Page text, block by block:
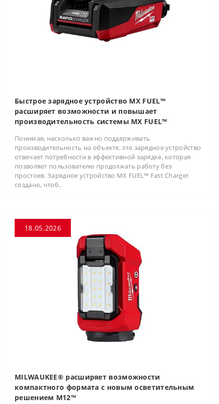
Быстрое зарядное устройство MX FUEL™
расширяет возможности и повышает
производительность системы MX FUEL™
Понимая, насколько важно поддерживать
производительность на объекте, это зарядное устройство
отвечает потребности в эффективной зарядке, которая
позволяет пользователю продолжать работу без
простоев. Зарядное устройство MX FUEL™ Fast Charger
создано, чтоб..
18.05.2026
MILWAUKEE® расширяет возможности
компактного формата с новым осветительным
решением M12™